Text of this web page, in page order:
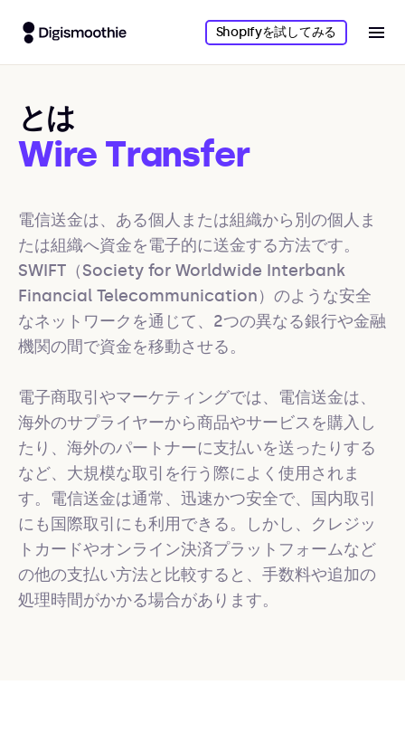
Shopifyを試してみる
とは
Wire Transfer
電信送金は、ある個人または組織から別の個人ま
たは組織へ資金を電子的に送金する方法です。
SWIFT（Society for Worldwide Interbank
Financial Telecommunication）のような安全
なネットワークを通じて、2つの異なる銀行や金融
機関の間で資金を移動させる。
電子商取引やマーケティングでは、電信送金は、
海外のサプライヤーから商品やサービスを購入し
たり、海外のパートナーに支払いを送ったりする
など、大規模な取引を行う際によく使用されま
す。電信送金は通常、迅速かつ安全で、国内取引
にも国際取引にも利用できる。しかし、クレジッ
トカードやオンライン決済プラットフォームなど
の他の支払い方法と比較すると、手数料や追加の
処理時間がかかる場合があります。